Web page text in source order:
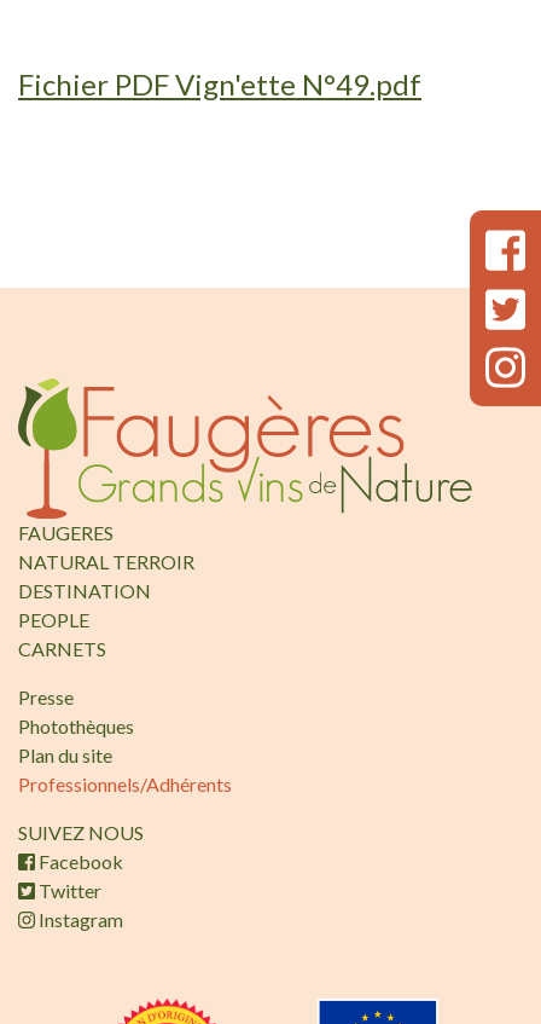
Fichier PDF Vign'ette N°49.pdf
FAUGERES
NATURAL TERROIR
DESTINATION
PEOPLE
CARNETS
Presse
Photothèques
Plan du site
Professionnels/Adhérents
SUIVEZ NOUS
Facebook
Twitter
Instagram